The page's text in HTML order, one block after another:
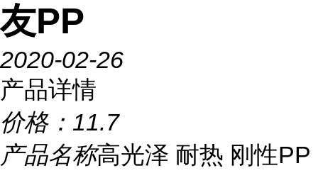
友PP
2020-02-26
产品详情
价格： 11.7
产品名称高光泽 耐热 刚性PP